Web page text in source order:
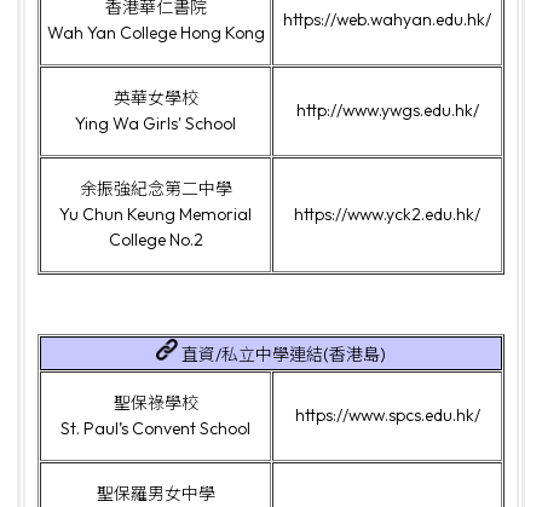
香港華仁書院
Wah Yan College Hong Kong
https://web.wahyan.edu.hk/
英華女學校
Ying Wa Girls' School
http://www.ywgs.edu.hk/
余振強紀念第二中學
Yu Chun Keung Memorial
College No.2
https://www.yck2.edu.hk/
直資/私立中學連結(香港島)
聖保祿學校
St. Paul’s Convent School
https://www.spcs.edu.hk/
聖保羅男女中學